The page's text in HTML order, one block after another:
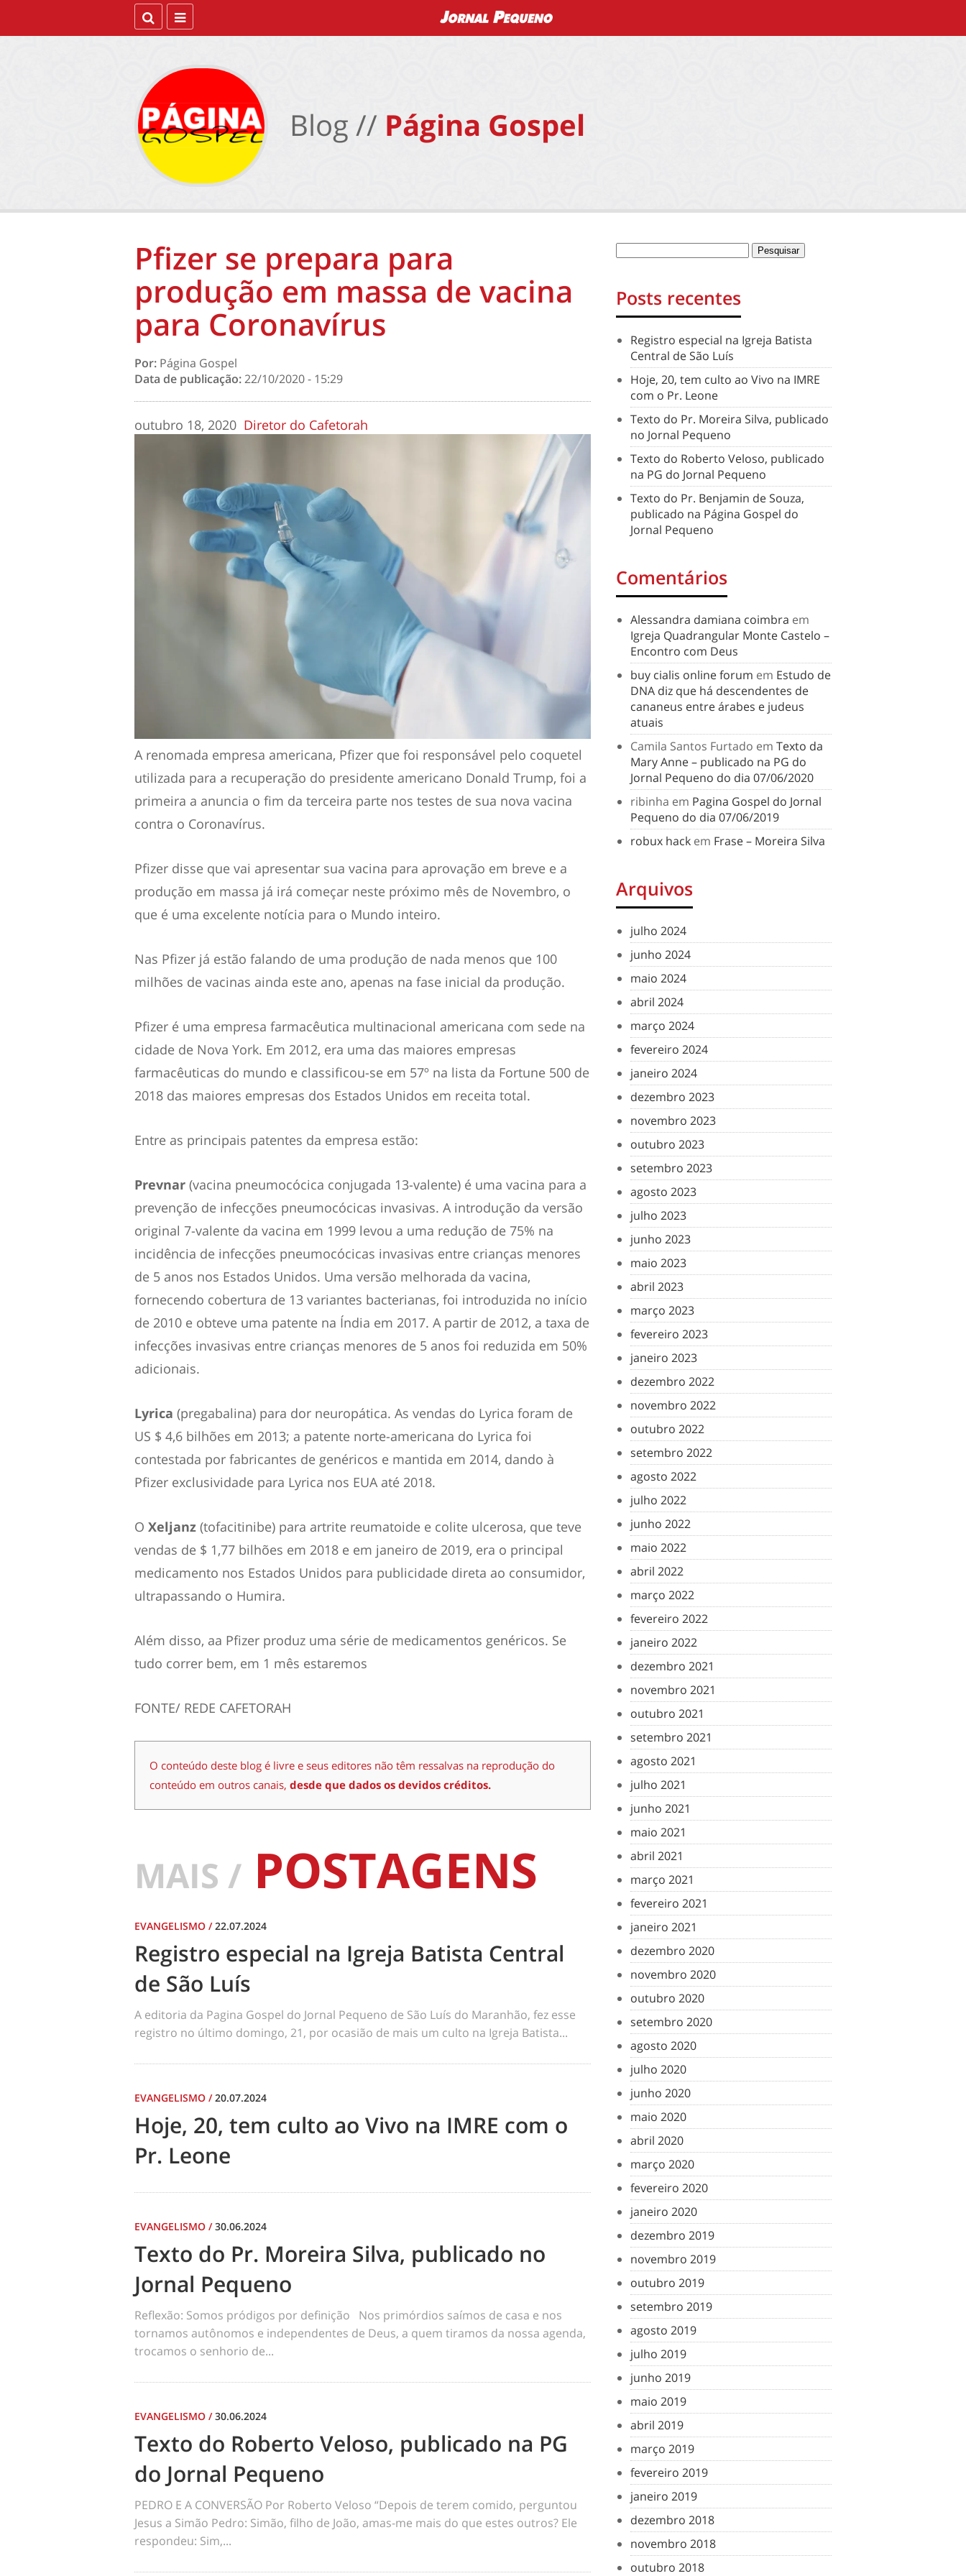
Blog // Página Gospel
Pfizer se prepara para
produção em massa de vacina
para Coronavírus
Por: Página Gospel
Data de publicação:22/10/2020 - 15:29
outubro 18, 2020 Diretor do Cafetorah
A renomada empresa americana, Pfizer que foi responsável pelo coquetel
utilizada para a recuperação do presidente americano Donald Trump, foi a
primeira a anuncia o fim da terceira parte nos testes de sua nova vacina
contra o Coronavírus.
Pfizer disse que vai apresentar sua vacina para aprovação em breve e a
produção em massa já irá começar neste próximo mês de Novembro, o
que é uma excelente notícia para o Mundo inteiro.
Nas Pfizer já estão falando de uma produção de nada menos que 100
milhões de vacinas ainda este ano, apenas na fase inicial da produção.
Pfizer é uma empresa farmacêutica multinacional americana com sede na
cidade de Nova York. Em 2012, era uma das maiores empresas
farmacêuticas do mundo e classificou-se em 57º na lista da Fortune 500 de
2018 das maiores empresas dos Estados Unidos em receita total.
Entre as principais patentes da empresa estão:
Prevnar (vacina pneumocócica conjugada 13-valente) é uma vacina para a
prevenção de infecções pneumocócicas invasivas. A introdução da versão
original 7-valente da vacina em 1999 levou a uma redução de 75% na
incidência de infecções pneumocócicas invasivas entre crianças menores
de 5 anos nos Estados Unidos. Uma versão melhorada da vacina,
fornecendo cobertura de 13 variantes bacterianas, foi introduzida no início
de 2010 e obteve uma patente na Índia em 2017. A partir de 2012, a taxa de
infecções invasivas entre crianças menores de 5 anos foi reduzida em 50%
adicionais.
Lyrica (pregabalina) para dor neuropática. As vendas do Lyrica foram de
US $ 4,6 bilhões em 2013; a patente norte-americana do Lyrica foi
contestada por fabricantes de genéricos e mantida em 2014, dando à
Pfizer exclusividade para Lyrica nos EUA até 2018.
O Xeljanz (tofacitinibe) para artrite reumatoide e colite ulcerosa, que teve
vendas de $ 1,77 bilhões em 2018 e em janeiro de 2019, era o principal
medicamento nos Estados Unidos para publicidade direta ao consumidor,
ultrapassando o Humira.
Além disso, aa Pfizer produz uma série de medicamentos genéricos. Se
tudo correr bem, em 1 mês estaremos
FONTE/ REDE CAFETORAH
O conteúdo deste blog é livre e seus editores não têm ressalvas na reprodução do
conteúdo em outros canais, desde que dados os devidos créditos.
MAIS / POSTAGENS
EVANGELISMO /22.07.2024
Registro especial na Igreja Batista Central
de São Luís
A editoria da Pagina Gospel do Jornal Pequeno de São Luís do Maranhão, fez esse
registro no último domingo, 21, por ocasião de mais um culto na Igreja Batista...
EVANGELISMO /20.07.2024
Hoje, 20, tem culto ao Vivo na IMRE com o
Pr. Leone
EVANGELISMO /30.06.2024
Texto do Pr. Moreira Silva, publicado no
Jornal Pequeno
Reflexão: Somos pródigos por definição Nos primórdios saímos de casa e nos
tornamos autônomos e independentes de Deus, a quem tiramos da nossa agenda,
trocamos o senhorio de...
EVANGELISMO /30.06.2024
Texto do Roberto Veloso, publicado na PG
do Jornal Pequeno
PEDRO E A CONVERSÃO Por Roberto Veloso “Depois de terem comido, perguntou
Jesus a Simão Pedro: Simão, filho de João, amas-me mais do que estes outros? Ele
respondeu: Sim,...
Posts recentes
Registro especial na Igreja Batista
Central de São Luís
Hoje, 20, tem culto ao Vivo na IMRE
com o Pr. Leone
Texto do Pr. Moreira Silva, publicado
no Jornal Pequeno
Texto do Roberto Veloso, publicado
na PG do Jornal Pequeno
Texto do Pr. Benjamin de Souza,
publicado na Página Gospel do
Jornal Pequeno
Comentários
Alessandra damiana coimbra em
Igreja Quadrangular Monte Castelo –
Encontro com Deus
buy cialis online forum em Estudo de
DNA diz que há descendentes de
cananeus entre árabes e judeus
atuais
Camila Santos Furtado em Texto da
Mary Anne – publicado na PG do
Jornal Pequeno do dia 07/06/2020
ribinha em Pagina Gospel do Jornal
Pequeno do dia 07/06/2019
robux hack em Frase – Moreira Silva
Arquivos
julho 2024
junho 2024
maio 2024
abril 2024
março 2024
fevereiro 2024
janeiro 2024
dezembro 2023
novembro 2023
outubro 2023
setembro 2023
agosto 2023
julho 2023
junho 2023
maio 2023
abril 2023
março 2023
fevereiro 2023
janeiro 2023
dezembro 2022
novembro 2022
outubro 2022
setembro 2022
agosto 2022
julho 2022
junho 2022
maio 2022
abril 2022
março 2022
fevereiro 2022
janeiro 2022
dezembro 2021
novembro 2021
outubro 2021
setembro 2021
agosto 2021
julho 2021
junho 2021
maio 2021
abril 2021
março 2021
fevereiro 2021
janeiro 2021
dezembro 2020
novembro 2020
outubro 2020
setembro 2020
agosto 2020
julho 2020
junho 2020
maio 2020
abril 2020
março 2020
fevereiro 2020
janeiro 2020
dezembro 2019
novembro 2019
outubro 2019
setembro 2019
agosto 2019
julho 2019
junho 2019
maio 2019
abril 2019
março 2019
fevereiro 2019
janeiro 2019
dezembro 2018
novembro 2018
outubro 2018